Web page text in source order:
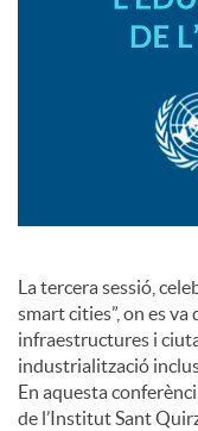
La tercera sessió,
smart cities”, on es
infraestructures i
industrialització
En aquesta
de l’Institut Sant